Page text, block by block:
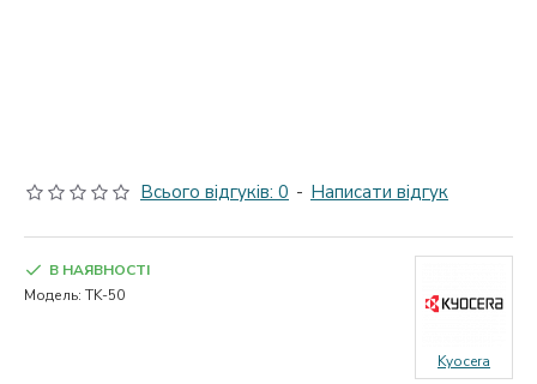
Всього відгуків: 0 - Написати відгук
В НАЯВНОСТІ
Модель: TK-50
Kyocera